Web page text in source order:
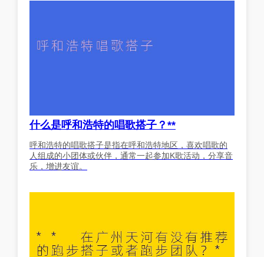
什么是呼和浩特的唱歌搭子？**
呼和浩特的唱歌搭子是指在呼和浩特地区，喜欢唱歌的
人组成的小团体或伙伴，通常一起参加K歌活动，分享音
乐，增进友谊。